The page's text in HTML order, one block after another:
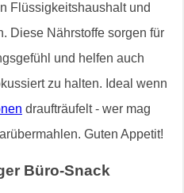
Flüssigkeitshaushalt und
Diese Nährstoffe sorgen für
und helfen auch
zu halten. Ideal wenn
draufträufelt - wer mag
Guten Appetit!
Büro-Snack